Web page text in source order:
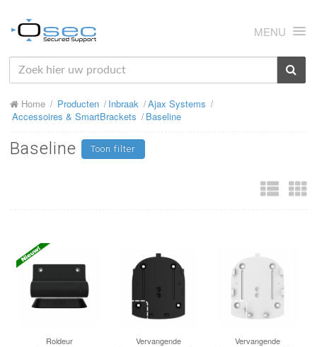
MENU
HOME
OVER ONS
NIEUWS
MIJN OSEC
CONTACT
Home Producten Inbraak
Ajax Systems
Accessoires & SmartBrackets
Baseline
Baseline Toon filter
Roldeur
Vervangende
Vervangende